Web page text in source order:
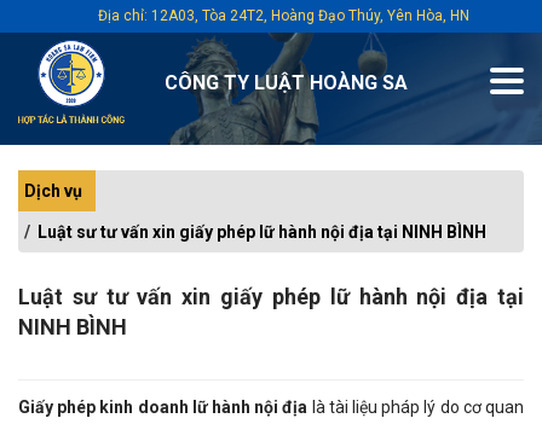
CÔNG TY LUẬT HOÀNG SA
Địa chỉ: 12A03, Tòa 24T2, Hoàng Đạo Thúy, Yên Hòa, HN
Dịch vụ
Luật sư tư vấn xin giấy phép lữ hành nội địa tại NINH BÌNH
Luật sư tư vấn xin giấy phép lữ hành nội địa tại
NINH BÌNH
Giấy phép kinh doanh lữ hành nội địa là tài liệu pháp lý do cơ quan